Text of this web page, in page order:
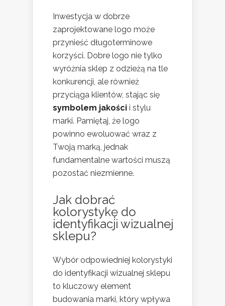
Inwestycja w dobrze
zaprojektowane logo może
przynieść długoterminowe
korzyści. Dobre logo nie tylko
wyróżnia sklep z odzieżą na tle
konkurencji, ale również
przyciąga klientów, stając się
symbolem jakości i stylu
marki. Pamiętaj, że logo
powinno ewoluować wraz z
Twoją marką, jednak
fundamentalne wartości muszą
pozostać niezmienne.
Jak dobrać
kolorystykę do
identyfikacji wizualnej
sklepu?
Wybór odpowiedniej kolorystyki
do identyfikacji wizualnej sklepu
to kluczowy element
budowania marki, który wpływa